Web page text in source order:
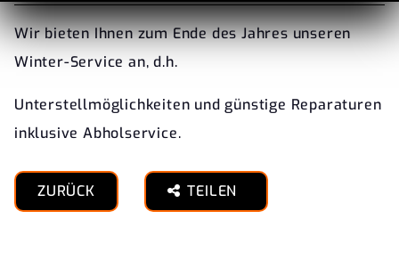
Wir bieten Ihnen zum Ende des Jahres unseren
Winter-Service an, d.h.
Unterstellmöglichkeiten und günstige Reparaturen
inklusive Abholservice.
ZURÜCK TEILEN